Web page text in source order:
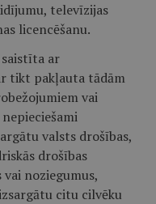
televīzijas
licencēšanu.
ar
tikt pakļauta tādām
vai
valsts drošības,
drošības
noziegumus,
citu cilvēku